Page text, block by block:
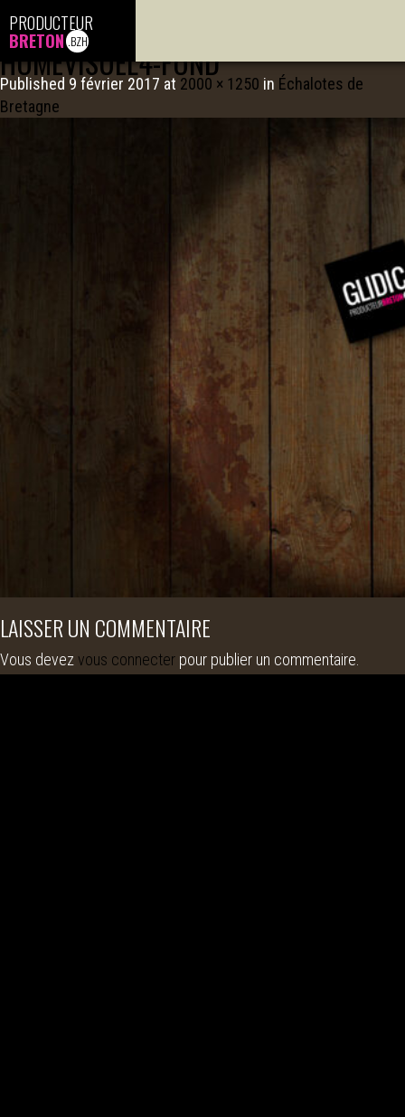
PRODUCTEUR
BRETON .BZH
IMAGE NAVIGATION
HOMEVISUEL4-FOND
Published 9 février 2017 at 2000 × 1250 in Échalotes de
Bretagne
LAISSER UN COMMENTAIRE
Vous devez vous connecter pour publier un commentaire.